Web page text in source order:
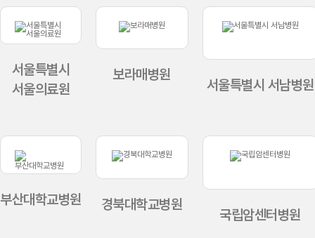
서울특별시
서울의료원
보라매병원
서울특별시 서남병원
부산대학교병원 경북대학교병원
국립암센터병원